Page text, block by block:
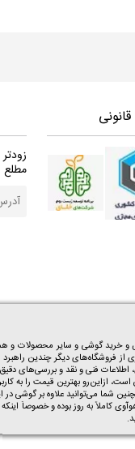
مطلع
خرید گوشی و سایر محصولات و
فروشگاه‌های دیگر چندین
فنی و نقد ‌و‌ بررسی‌های
بدون واسطه آن است، از‌این‌رو
کاملاً به روز بوده و خصوصاً